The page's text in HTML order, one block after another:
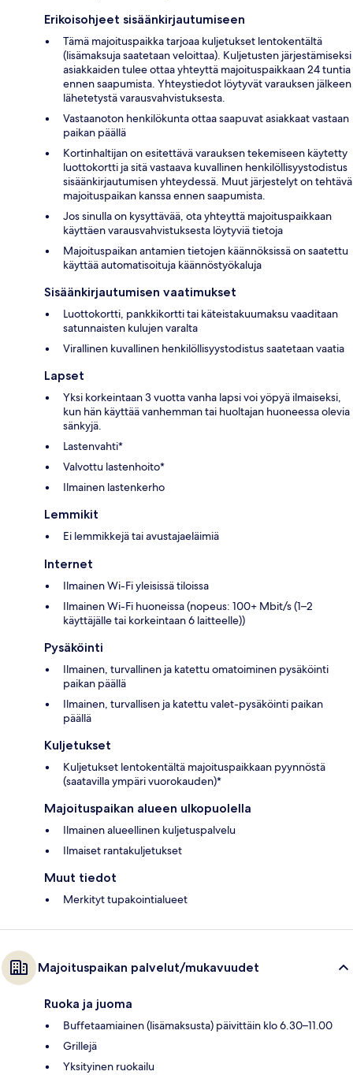
Erikoisohjeet sisäänkirjautumiseen
Tämä majoituspaikka tarjoaa kuljetukset lentokentältä
(lisämaksuja saatetaan veloittaa). Kuljetusten järjestämiseksi
asiakkaiden tulee ottaa yhteyttä majoituspaikkaan 24 tuntia
ennen saapumista. Yhteystiedot löytyvät varauksen jälkeen
lähetetystä varausvahvistuksesta.
Vastaanoton henkilökunta ottaa saapuvat asiakkaat vastaan
paikan päällä
Kortinhaltijan on esitettävä varauksen tekemiseen käytetty
luottokortti ja sitä vastaava kuvallinen henkilöllisyystodistus
sisäänkirjautumisen yhteydessä. Muut järjestelyt on tehtävä
majoituspaikan kanssa ennen saapumista.
Jos sinulla on kysyttävää, ota yhteyttä majoituspaikkaan
käyttäen varausvahvistuksesta löytyviä tietoja
Majoituspaikan antamien tietojen käännöksissä on saatettu
käyttää automatisoituja käännöstyökaluja
Sisäänkirjautumisen vaatimukset
Luottokortti, pankkikortti tai käteistakuumaksu vaaditaan
satunnaisten kulujen varalta
Virallinen kuvallinen henkilöllisyystodistus saatetaan vaatia
Lapset
Yksi korkeintaan 3 vuotta vanha lapsi voi yöpyä ilmaiseksi,
kun hän käyttää vanhemman tai huoltajan huoneessa olevia
sänkyjä.
Lastenvahti*
Valvottu lastenhoito*
Ilmainen lastenkerho
Lemmikit
Ei lemmikkejä tai avustajaeläimiä
Internet
Ilmainen Wi-Fi yleisissä tiloissa
Ilmainen Wi-Fi huoneissa (nopeus: 100+ Mbit/s (1–2
käyttäjälle tai korkeintaan 6 laitteelle))
Pysäköinti
Ilmainen, turvallinen ja katettu omatoiminen pysäköinti
paikan päällä
Ilmainen, turvallisen ja katettu valet-pysäköinti paikan
päällä
Kuljetukset
Kuljetukset lentokentältä majoituspaikkaan pyynnöstä
(saatavilla ympäri vuorokauden)*
Majoituspaikan alueen ulkopuolella
Ilmainen alueellinen kuljetuspalvelu
Ilmaiset rantakuljetukset
Muut tiedot
Merkityt tupakointialueet
Majoituspaikan palvelut/mukavuudet
Ruoka ja juoma
Buffetaamiainen (lisämaksusta) päivittäin klo 6.30–11.00
Grillejä
Yksityinen ruokailu